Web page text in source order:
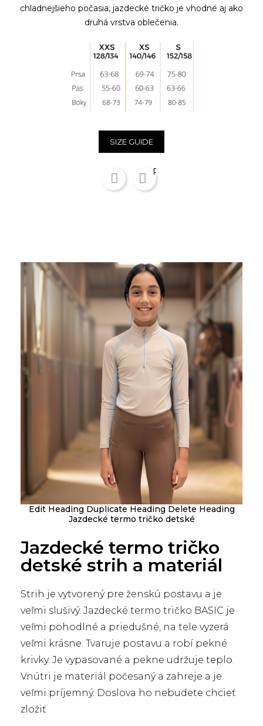
chladnejšieho počasia, jazdecké tričko je vhodné aj ako
druhá vrstva oblečenia.
SIZE GUIDE
ZdieľaťPinterest
Edit Heading Duplicate Heading Delete Heading
Jazdecké termo tričko detské
Jazdecké termo tričko
detské strih a materiál
Strih je vytvorený pre ženskú postavu a je
veľmi slušivý. Jazdecké termo tričko BASIC je
veľmi pohodlné a priedušné, na tele vyzerá
veľmi krásne. Tvaruje postavu a robí pekné
krivky. Je vypasované a pekne udržuje teplo.
Vnútri je materiál počesaný a zahreje a je
veľmi príjemný. Doslova ho nebudete chcieť
zložiť.